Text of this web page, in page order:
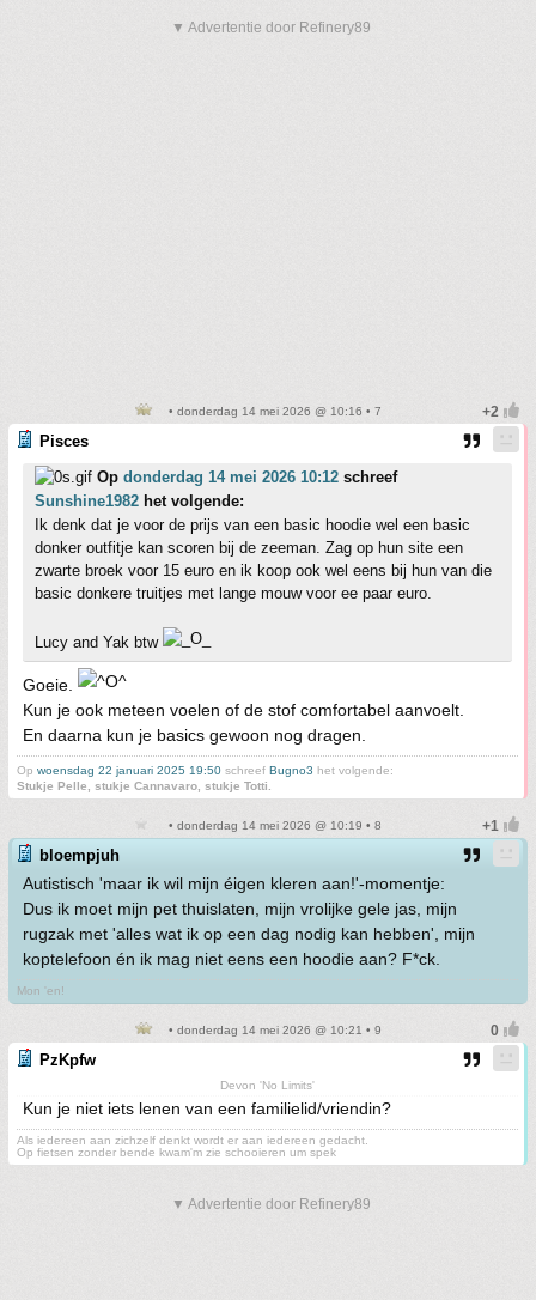
▼ Advertentie door Refinery89
• donderdag 14 mei 2026 @ 10:16 • 7
Pisces
Op donderdag 14 mei 2026 10:12 schreef
Sunshine1982 het volgende:
Ik denk dat je voor de prijs van een basic hoodie wel een basic
donker outfitje kan scoren bij de zeeman. Zag op hun site een
zwarte broek voor 15 euro en ik koop ook wel eens bij hun van die
basic donkere truitjes met lange mouw voor ee paar euro.
Lucy and Yak btw
Goeie.
Kun je ook meteen voelen of de stof comfortabel aanvoelt.
En daarna kun je basics gewoon nog dragen.
Op woensdag 22 januari 2025 19:50 schreef Bugno3 het volgende:
Stukje Pelle, stukje Cannavaro, stukje Totti.
• donderdag 14 mei 2026 @ 10:19 • 8
bloempjuh
Autistisch 'maar ik wil mijn éigen kleren aan!'-momentje:
Dus ik moet mijn pet thuislaten, mijn vrolijke gele jas, mijn
rugzak met 'alles wat ik op een dag nodig kan hebben', mijn
koptelefoon én ik mag niet eens een hoodie aan? F*ck.
Mon 'en!
• donderdag 14 mei 2026 @ 10:21 • 9
PzKpfw
Devon 'No Limits'
Kun je niet iets lenen van een familielid/vriendin?
Als iedereen aan zichzelf denkt wordt er aan iedereen gedacht.
Op fietsen zonder bende kwam'm zie schooieren um spek
▼ Advertentie door Refinery89